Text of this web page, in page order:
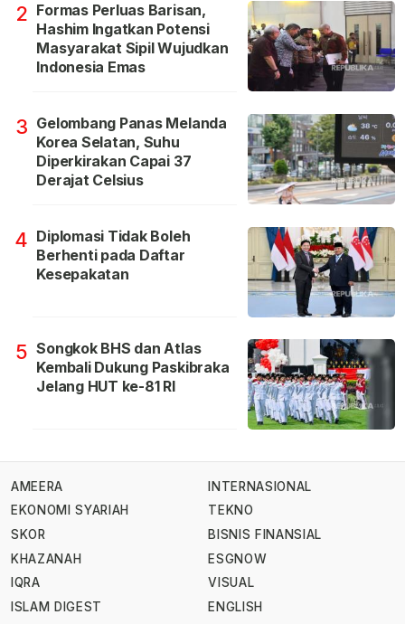
2 Formas Perluas Barisan,
Hashim Ingatkan Potensi
Masyarakat Sipil Wujudkan
Indonesia Emas
3 Gelombang Panas Melanda
Korea Selatan, Suhu
Diperkirakan Capai 37
Derajat Celsius
4 Diplomasi Tidak Boleh
Berhenti pada Daftar
Kesepakatan
5 Songkok BHS dan Atlas
Kembali Dukung Paskibraka
Jelang HUT ke-81 RI
AMEERA
EKONOMI SYARIAH
SKOR
KHAZANAH
IQRA
ISLAM DIGEST
INTERNASIONAL
TEKNO
BISNIS FINANSIAL
ESGNOW
VISUAL
ENGLISH